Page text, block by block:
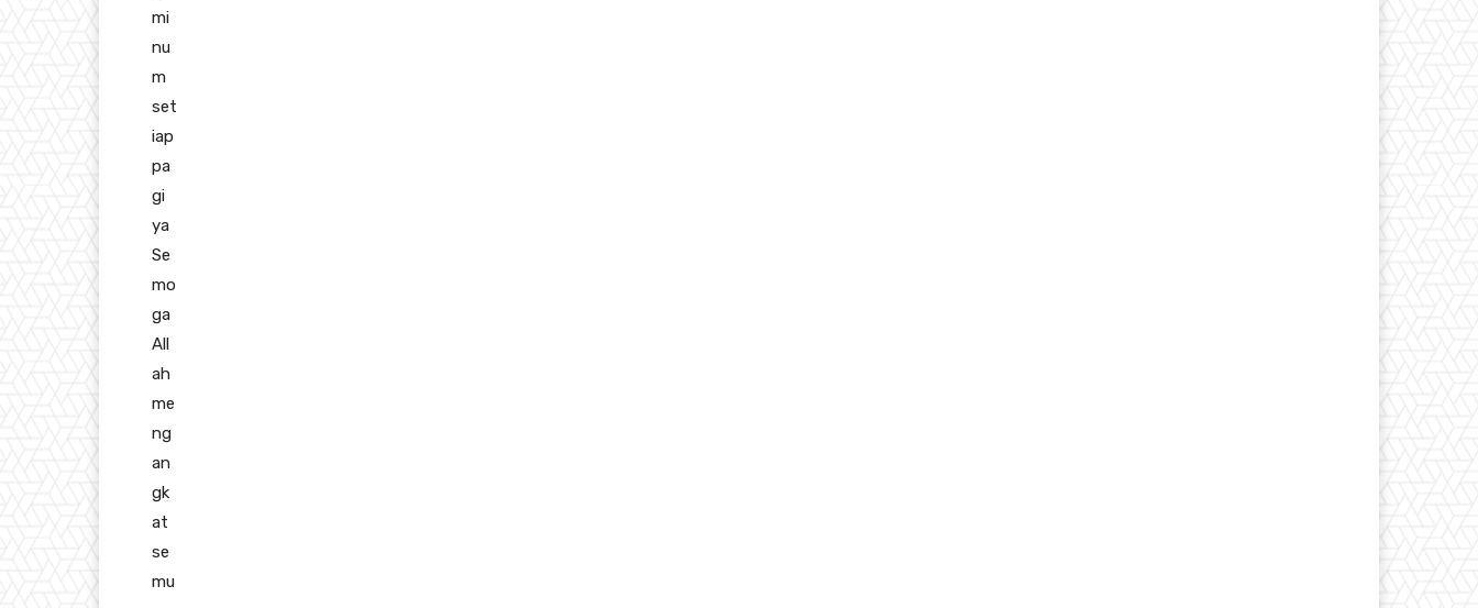
mi
nu
m
set
iap
pa
gi
ya
Se
mo
ga
All
ah
me
ng
an
gk
at
se
mu